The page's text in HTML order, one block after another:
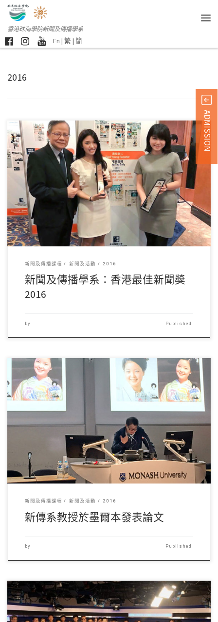
香港珠海學院新聞及傳播學系
En | 繁 | 簡
2016
16/05/2017 […]
新聞及傳播課程 新聞及活動 2016
新聞及傳播學系：香港最佳新聞獎
2016
by Published
新聞及傳播課程 新聞及活動 2016
新傳系教授於墨爾本發表論文
by Published
ADMISSION